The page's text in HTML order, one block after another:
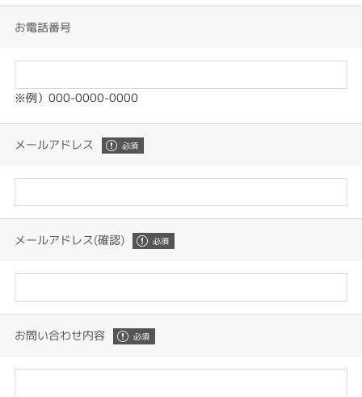
お電話番号
※例）000-0000-0000
メールアドレス
メールアドレス(確認)
お問い合わせ内容